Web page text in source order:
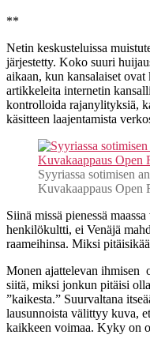
**
Netin keskusteluissa
järjestetty. Koko suuri
aikaan, kun kansalaiset
artikkeleita internetin
kontrolloida rajanylityksiä,
käsitteen laajentamista
Syyriassa sotimisen
Kuvakaappaus Open
Siinä missä pienessä
henkilökultti, ei Venäjä
raameihinsa. Miksi
Monen ajattelevan ihmisen
siitä, miksi jonkun pitäisi
”kaikesta.” Suurvaltana
lausunnoista välittyy kuva,
kaikkeen voimaa. Kyky on